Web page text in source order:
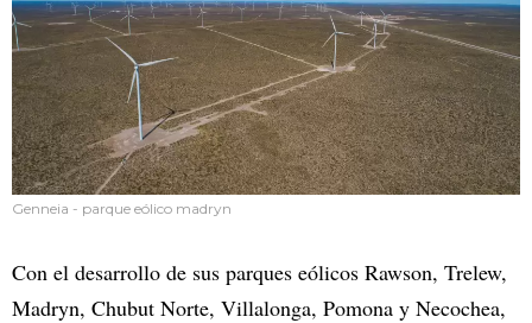
Genneia - parque eólico madryn
Con el desarrollo de sus parques eólicos Rawson, Trelew,
Madryn, Chubut Norte, Villalonga, Pomona y Necochea,